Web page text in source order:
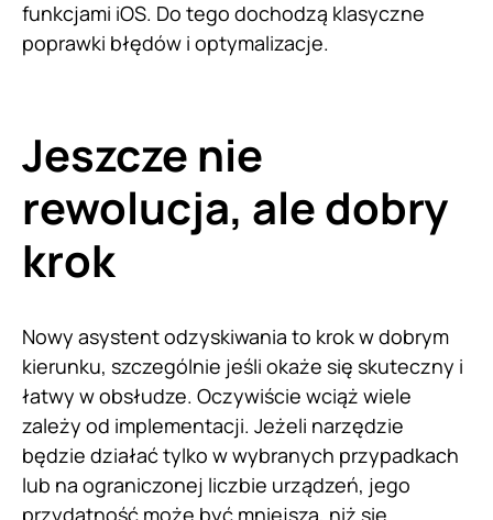
funkcjami iOS. Do tego dochodzą klasyczne
poprawki błędów i optymalizacje.
Jeszcze nie
rewolucja, ale dobry
krok
Nowy asystent odzyskiwania to krok w dobrym
kierunku, szczególnie jeśli okaże się skuteczny i
łatwy w obsłudze. Oczywiście wciąż wiele
zależy od implementacji. Jeżeli narzędzie
będzie działać tylko w wybranych przypadkach
lub na ograniczonej liczbie urządzeń, jego